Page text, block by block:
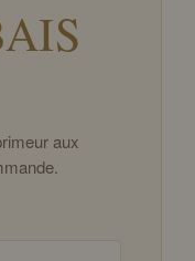
aux